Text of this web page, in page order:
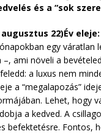
és a “sok
22)Év eleje:
egy
ami növeli a
a luxus nem
a “megalapozás”
Lehet, hogy
a kedved. A
befektetésre. Fontos,